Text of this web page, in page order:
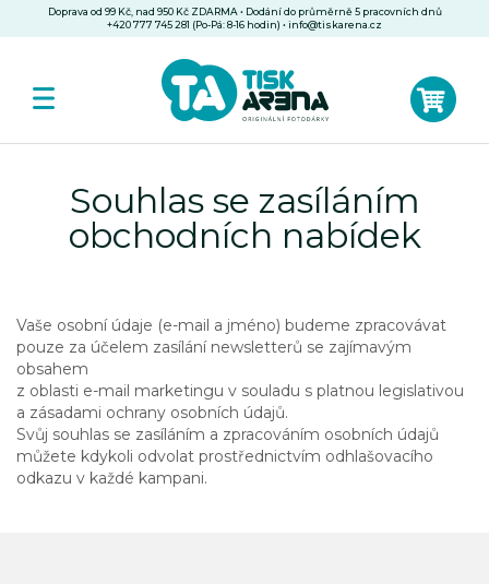
Doprava od 99 Kč, nad 950 Kč ZDARMA • Dodání do průměrně 5 pracovních dnů
+420 777 745 281 (Po-Pá: 8-16 hodin) •info@tiskarena.cz
Souhlas se zasíláním
obchodních nabídek
Vaše osobní údaje (e-mail a jméno) budeme zpracovávat
pouze za účelem zasílání newsletterů se zajímavým
obsahem
z oblasti e-mail marketingu v souladu s platnou legislativou
a zásadami ochrany osobních údajů.
Svůj souhlas se zasíláním a zpracováním osobních údajů
můžete kdykoli odvolat prostřednictvím odhlašovacího
odkazu v každé kampani.